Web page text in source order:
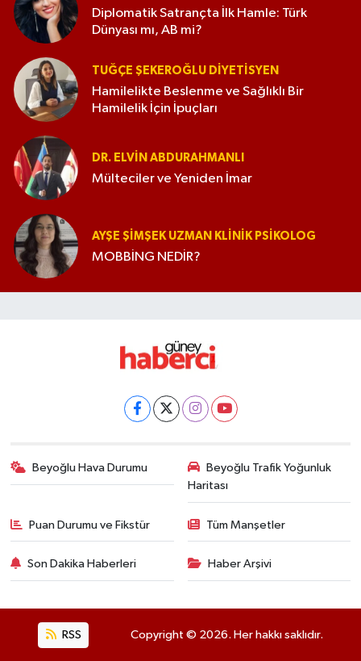
Diplomatik Satrançta İlk Hamle: Türk
Dünyası mı, AB mi?
TUĞÇE ŞEKEROĞLU DIYETISYEN
Hamilelikte Beslenme ve Sağlıklı Bir
Hamilelik İçin İpuçları
DR. ELVIN ABDURAHMANLI
Mülteciler ve Yeniden İmar
AYŞE ŞIMŞEK UZMAN KLINIK PSIKOLOG
MOBBİNG NEDİR?
Beyoğlu Hava Durumu
Beyoğlu Trafik Yoğunluk
Haritası
Puan Durumu ve Fikstür Tüm Manşetler
Son Dakika Haberleri Haber Arşivi
RSS Copyright © 2026. Her hakkı saklıdır.